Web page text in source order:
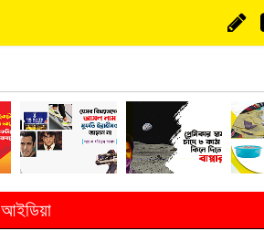
আইডিয়া